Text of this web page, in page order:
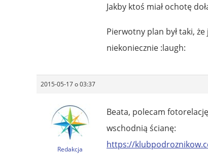
Jakby ktoś miał ochotę
Pierwotny plan był taki,
niekoniecznie :laugh:
2015-05-17 o 03:37
Redakcja
Beata, polecam
wschodnią ścianę:
https://